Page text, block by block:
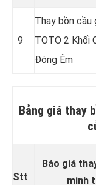
9
Thay bồn cầu
TOTO 2 Khối
Đóng Êm
Bảng giá thay
Stt
Báo giá
minh